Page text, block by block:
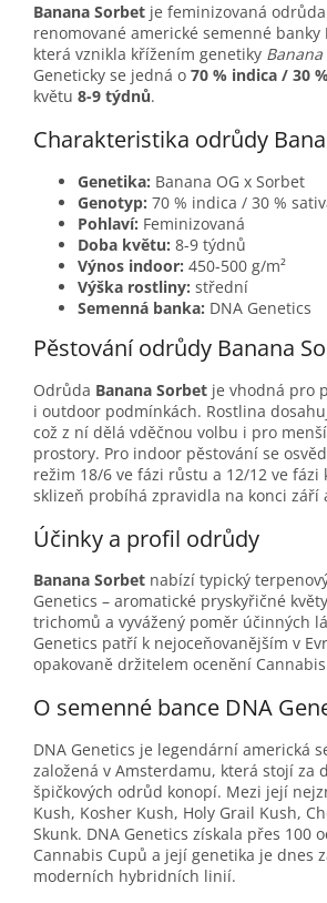
Banana Sorbet je feminizovaná
renomované americké semenné banky
která vznikla křížením genetiky Banana
Geneticky se jedná o 70 % indica / 30
květu 8-9 týdnů.
Charakteristika odrůdy
Genetika: Banana OG x Sorbet
Genotyp: 70 % indica / 30 %
Pohlaví: Feminizovaná
Doba květu: 8-9 týdnů
Výnos indoor: 450-500 g/m²
Výška rostliny: střední
Semenná banka: DNA Genetics
Pěstování odrůdy Banana
Odrůda Banana Sorbet je vhodná pro
i outdoor podmínkách. Rostlina
což z ní dělá vděčnou volbu i pro
prostory. Pro indoor pěstování se
režim 18/6 ve fázi růstu a 12/12 ve fázi
sklizeň probíhá zpravidla na konci září
Účinky a profil odrůdy
Banana Sorbet nabízí typický
Genetics – aromatické pryskyřičné
trichomů a vyvážený poměr účinných
Genetics patří k nejoceňovanějším v
opakovaně držitelem ocenění
O semenné bance DNA
DNA Genetics je legendární americká
založená v Amsterdamu, která stojí za
špičkových odrůd konopí. Mezi její
Kush, Kosher Kush, Holy Grail Kush,
Skunk. DNA Genetics získala přes 100
Cannabis Cupů a její genetika je dnes
moderních hybridních linií.